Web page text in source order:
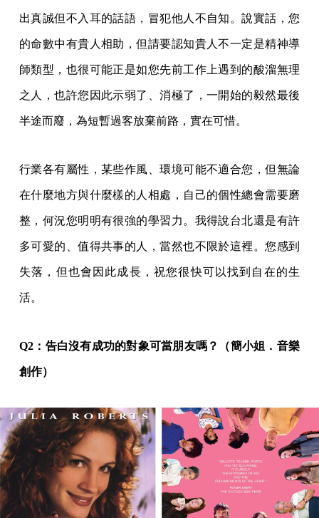
出真誠但不入耳的話語，冒犯他人不自知。說實話，您
的命數中有貴人相助，但請要認知貴人不一定是精神導
師類型，也很可能正是如您先前工作上遇到的酸溜無理
之人，也許您因此示弱了、消極了，一開始的毅然最後
半途而廢，為短暫過客放棄前路，實在可惜。
行業各有屬性，某些作風、環境可能不適合您，但無論
在什麼地方與什麼樣的人相處，自己的個性總會需要磨
整，何況您明明有很強的學習力。我得說台北還是有許
多可愛的、值得共事的人，當然也不限於這裡。您感到
失落，但也會因此成長，祝您很快可以找到自在的生
活。
Q2：告白沒有成功的對象可當朋友嗎？（簡小姐．音樂
創作）